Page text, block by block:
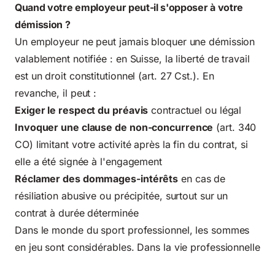
Quand votre employeur peut-il s'opposer à votre
démission ?
Un employeur ne peut jamais bloquer une démission
valablement notifiée : en Suisse, la liberté de travail
est un droit constitutionnel (art. 27 Cst.). En
revanche, il peut :
Exiger le respect du préavis contractuel ou légal
Invoquer une clause de non-concurrence (art. 340
CO) limitant votre activité après la fin du contrat, si
elle a été signée à l'engagement
Réclamer des dommages-intérêts en cas de
résiliation abusive ou précipitée, surtout sur un
contrat à durée déterminée
Dans le monde du sport professionnel, les sommes
en jeu sont considérables. Dans la vie professionnelle